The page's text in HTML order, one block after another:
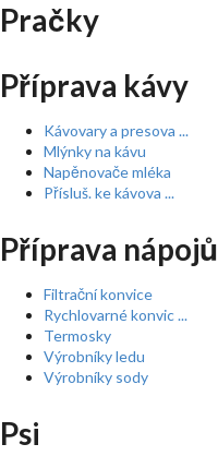
Pračky
Příprava kávy
Kávovary a presova ...
Mlýnky na kávu
Napěnovače mléka
Přísluš. ke kávova ...
Příprava nápojů
Filtrační konvice
Rychlovarné konvic ...
Termosky
Výrobníky ledu
Výrobníky sody
Psi